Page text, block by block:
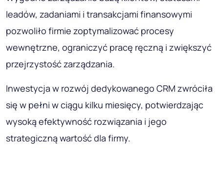
leadów, zadaniami i transakcjami finansowymi
pozwoliło firmie zoptymalizować procesy
wewnętrzne, ograniczyć pracę ręczną i zwiększyć
przejrzystość zarządzania.
Inwestycja w rozwój dedykowanego CRM zwróciła
się w pełni w ciągu kilku miesięcy, potwierdzając
wysoką efektywność rozwiązania i jego
strategiczną wartość dla firmy.